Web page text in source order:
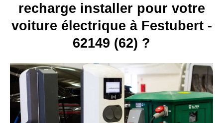
recharge installer pour votre
voiture électrique à Festubert -
62149 (62) ?